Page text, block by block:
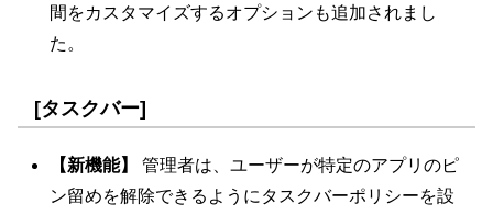
間をカスタマイズするオプションも追加されまし
た。
[タスクバー]
【新機能】
管理者は、ユーザーが特定のアプリのピ
ン留めを解除できるようにタスクバーポリシーを設